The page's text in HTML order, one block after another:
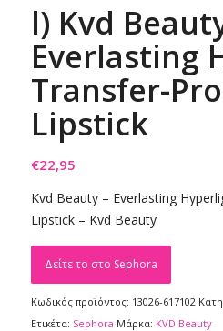
l) Kvd
Everlasting
Transfer-
Lipstick
€22,95
Kvd Beauty – Everlasting
Lipstick – Kvd Beauty
Δείτε το στο Sephora
Κωδικός προϊόντος: 13026-617102
Ετικέτα: Sephora Μάρκα: KVD Beauty